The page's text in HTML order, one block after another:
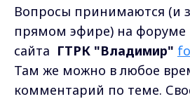
Вопросы принимаются (и
прямом эфире) на форуме
сайта ГТРК "Владимир"
Там же можно в любое
комментарий по теме.